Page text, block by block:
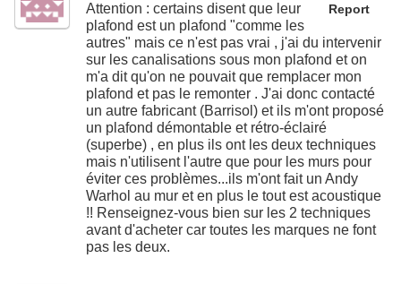
Report
Attention : certains disent que leur
plafond est un plafond "comme les
autres" mais ce n'est pas vrai , j'ai du intervenir
sur les canalisations sous mon plafond et on
m'a dit qu'on ne pouvait que remplacer mon
plafond et pas le remonter . J'ai donc contacté
un autre fabricant (Barrisol) et ils m'ont proposé
un plafond démontable et rétro-éclairé
(superbe) , en plus ils ont les deux techniques
mais n'utilisent l'autre que pour les murs pour
éviter ces problèmes...ils m'ont fait un Andy
Warhol au mur et en plus le tout est acoustique
!! Renseignez-vous bien sur les 2 techniques
avant d'acheter car toutes les marques ne font
pas les deux.